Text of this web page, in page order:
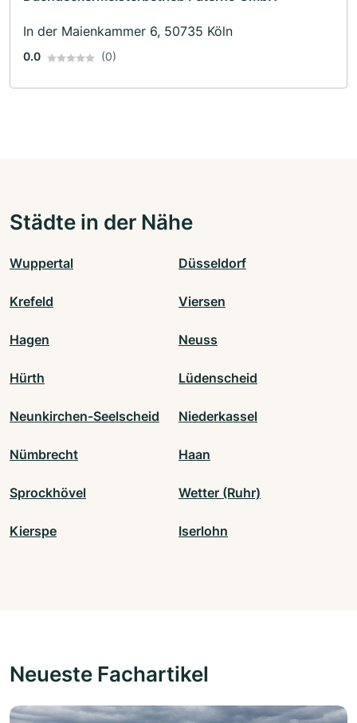
In der Maienkammer 6, 50735 Köln
0.0 (0)
Städte in der Nähe
Wuppertal Düsseldorf
Krefeld Viersen
Hagen Neuss
Hürth Lüdenscheid
Neunkirchen-Seelscheid Niederkassel
Nümbrecht Haan
Sprockhövel Wetter (Ruhr)
Kierspe Iserlohn
Neueste Fachartikel